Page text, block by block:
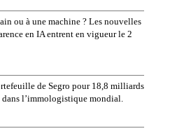
ou à une machine ? Les nouvelles
en IA entrent en vigueur le 2
de Segro pour 18,8 milliards
l’immologistique mondial.